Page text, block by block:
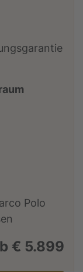
€ 5.899